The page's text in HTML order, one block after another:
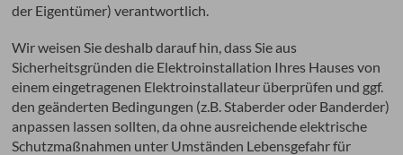
der Eigentümer) verantwortlich.
Wir weisen Sie deshalb darauf hin, dass Sie aus
Sicherheitsgründen die Elektroinstallation Ihres Hauses von
einem eingetragenen Elektroinstallateur überprüfen und ggf.
den geänderten Bedingungen (z.B. Staberder oder Banderder)
anpassen lassen sollten, da ohne ausreichende elektrische
Schutzmaßnahmen unter Umständen Lebensgefahr für